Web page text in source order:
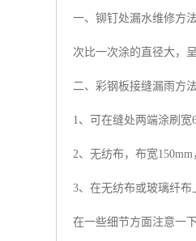
一、铆钉处漏水维修方
次比一次涂的直径大，
二、彩钢板接缝漏雨方法
1、可在缝处两端涂刷宽
2、无纺布，布宽150mm
3、在无纺布或玻璃纤布
在一些细节方面注意一